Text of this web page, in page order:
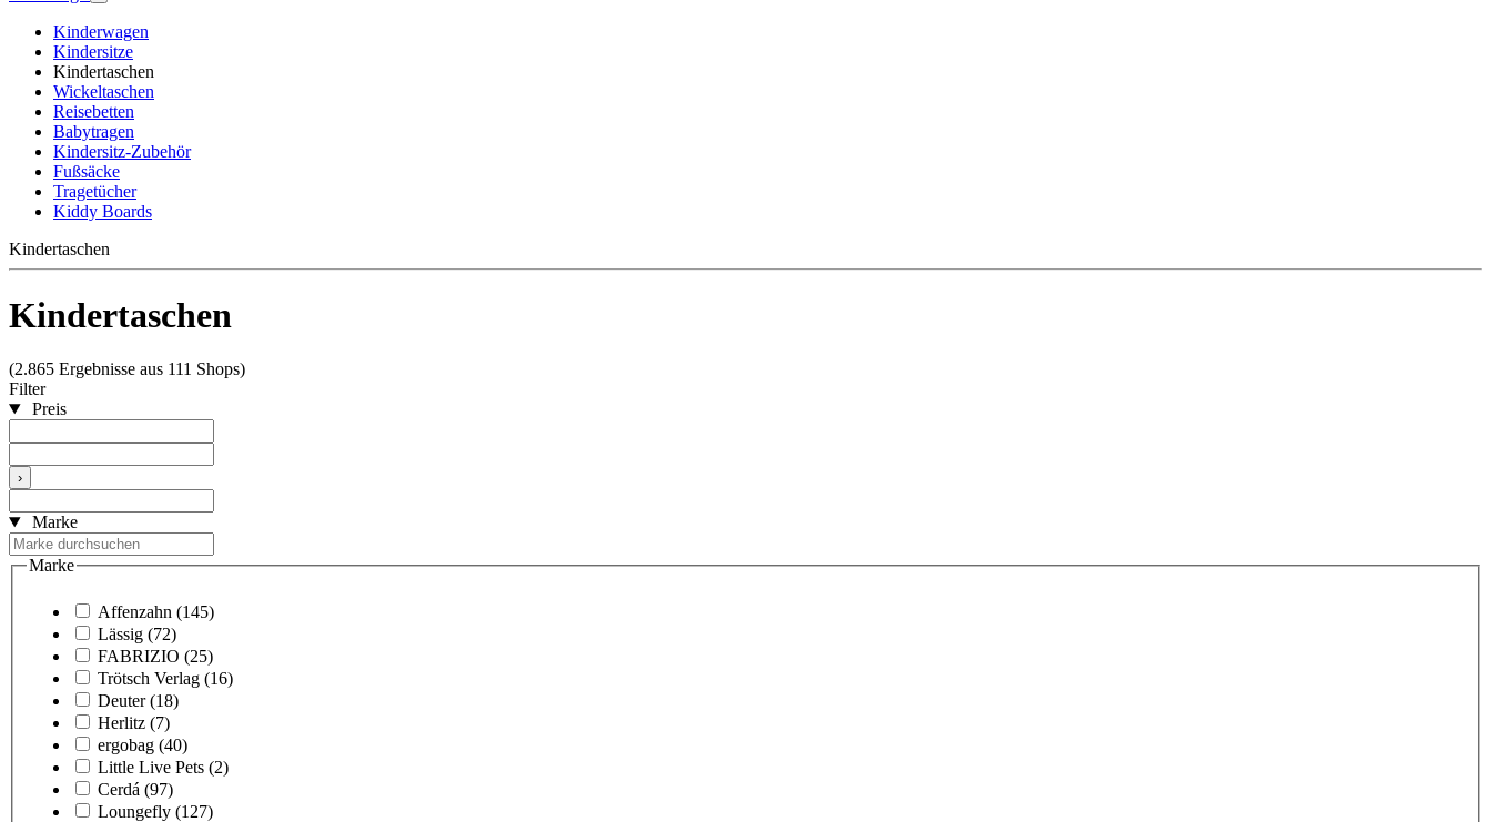
Kinderwagen
Kindersitze
Kindertaschen
Wickeltaschen
Reisebetten
Babytragen
Kindersitz-Zubehör
Fußsäcke
Tragetücher
Kiddy Boards
Kindertaschen
Kindertaschen
(2.865 Ergebnisse aus 111 Shops)
Filter
Preis
›
Marke
Marke
Affenzahn (145)
Lässig (72)
FABRIZIO (25)
Trötsch Verlag (16)
Deuter (18)
Herlitz (7)
ergobag (40)
Little Live Pets (2)
Cerdá (97)
Loungefly (127)